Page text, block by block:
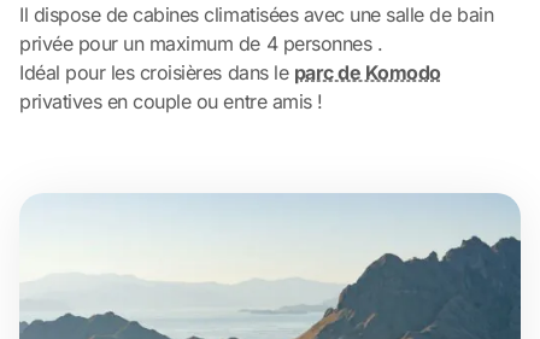
Il dispose de cabines climatisées avec une salle de bain
privée pour un maximum de 4 personnes .
Idéal pour les croisières dans le parc de Komodo
privatives en couple ou entre amis !